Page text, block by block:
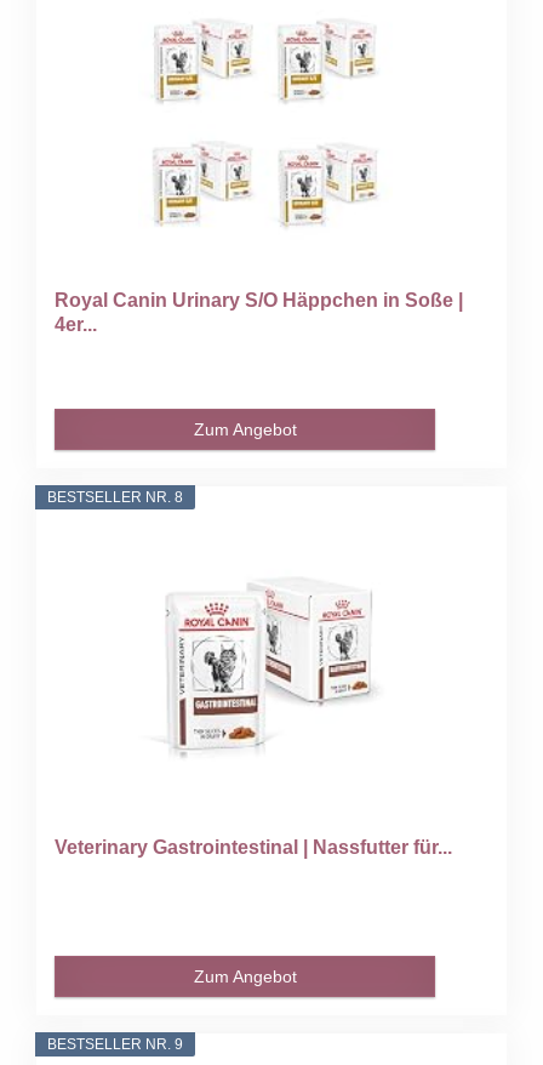
Royal Canin Urinary S/O Häppchen in Soße |
4er...
Zum Angebot
BESTSELLER NR. 8
Veterinary Gastrointestinal | Nassfutter für...
Zum Angebot
BESTSELLER NR. 9